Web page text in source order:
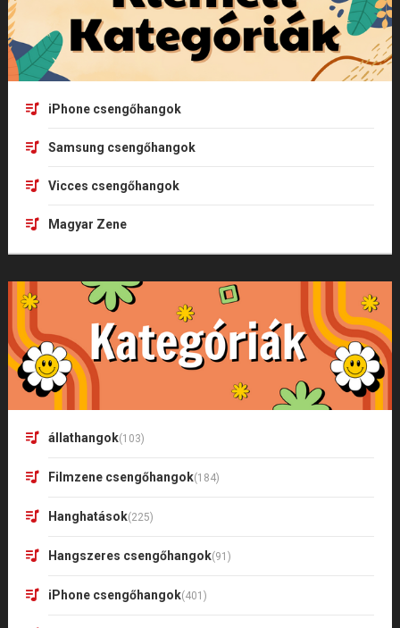
iPhone csengőhangok
Samsung csengőhangok
Vicces csengőhangok
Magyar Zene
állathangok(103)
Filmzene csengőhangok(184)
Hanghatások(225)
Hangszeres csengőhangok(91)
iPhone csengőhangok(401)